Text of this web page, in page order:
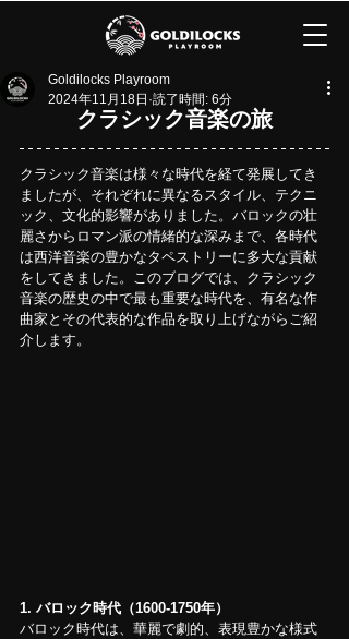
Goldilocks Playroom
2024年11月18日 読了時間: 6分
クラシック音楽の旅
クラシック音楽は様々な時代を経て発展してき
ましたが、それぞれに異なるスタイル、テクニ
ック、文化的影響がありました。バロックの壮
麗さからロマン派の情緒的な深みまで、各時代
は西洋音楽の豊かなタペストリーに多大な貢献
をしてきました。このブログでは、クラシック
音楽の歴史の中で最も重要な時代を、有名な作
曲家とその代表的な作品を取り上げながらご紹
介します。
1. バロック時代（1600-1750年）
バロック時代は、華麗で劇的、表現豊かな様式